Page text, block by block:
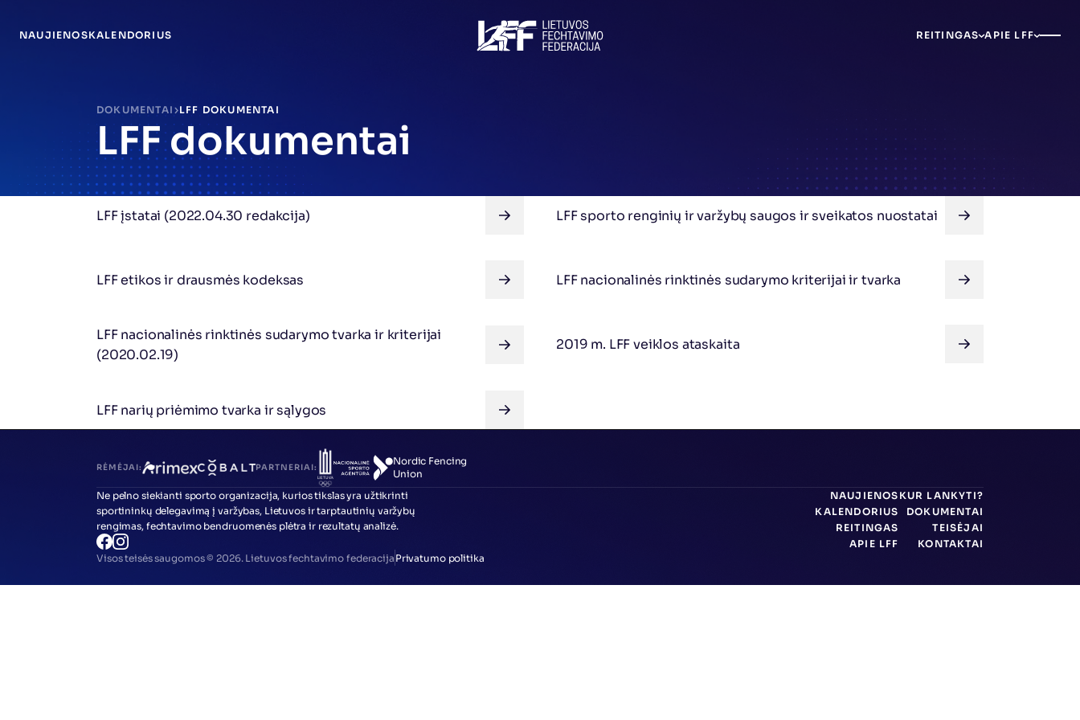
NAUJIENOSKALENDORIUS REITINGAS APIE LFF
DOKUMENTAI LFF DOKUMENTAI
LFF dokumentai
LFF įstatai (2022.04.30 redakcija) LFF sporto renginių ir varžybų saugos ir sveikatos nuostatai
VISOS NAUJIENOS
LFF etikos ir drausmės kodeksas LFF nacionalinės rinktinės sudarymo kriterijai ir tvarka
LFF nacionalinės rinktinės sudarymo tvarka ir kriterijai
(2020.02.19)
2019 m. LFF veiklos ataskaita
LFF narių priėmimo tvarka ir sąlygos
Ne pelno siekianti sporto organizacija, kurios tikslas yra užtikrinti
sportininkų delegavimą į varžybas, Lietuvos ir tarptautinių varžybų
rengimas, fechtavimo bendruomenės plėtra ir rezultatų analizė.
Visos teisės saugomos © 2026. Lietuvos fechtavimo federacija Privatumo politika
NAUJIENOS
KALENDORIUS
REITINGAS
APIE LFF
KUR LANKYTI?
DOKUMENTAI
TEISĖJAI
KONTAKTAI
RĖMĖJAI:
Nordic Fencing
Union
PARTNERIAI: